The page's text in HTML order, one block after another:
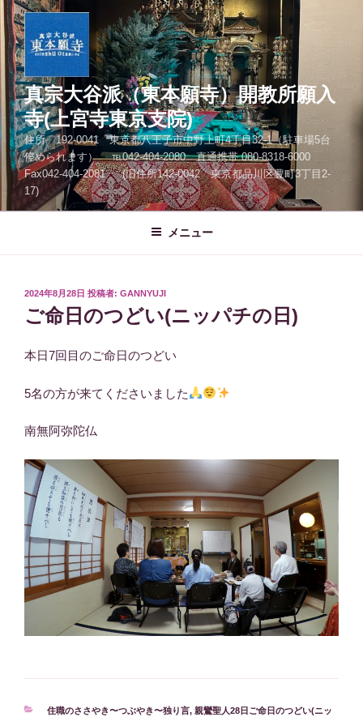
コ
ン
テ
ン
へ
ス
キ
ッ
プ
真宗大谷派（東本願寺）開教所願入
寺(上宮寺東京支院)
住所 192-0041 東京都八王子市中野上町4丁目32-1（駐車場5台
停められます） ℡042-404-2080 直通携帯 080-8318-6000
Fax042-404-2081 (旧住所142-0042 東京都品川区豊町3丁目2-
17)
メニュー
投
稿
日:
2024年8月28日 投稿者: GANNYUJI
ご命日のつどい(ニッパチの日)
本日7回目のご命日のつどい
5名の方が来てくださいました
南無阿弥陀仏
カ
住職のささやき〜つぶやき〜独り言, 親鸞聖人28日ご命日のつどい(ニッ